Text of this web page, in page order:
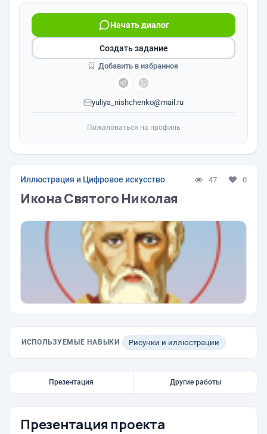
Начать диалог
yuliya_nishchenko@mail.ru
Создать задание
Добавить в избранное
Пожаловаться на профиль
Иллюстрация и Цифровое искусство 47 0
Икона Святого Николая
ИСПОЛЬЗУЕМЫЕ НАВЫКИ Рисунки и иллюстрации
Презентация Другие работы
Презентация проекта